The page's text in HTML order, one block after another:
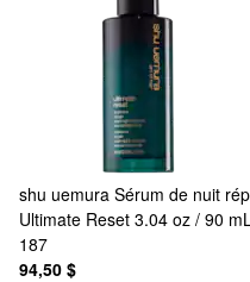
shu uemura Sérum de nuit
Ultimate Reset 3.04 oz / 90 mL
187
94,50 $